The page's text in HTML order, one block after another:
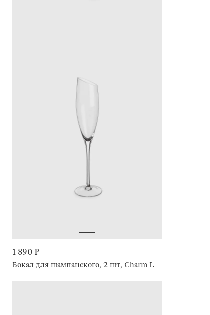
1 890 ₽
Бокал для шампанского, 2 шт, Charm L